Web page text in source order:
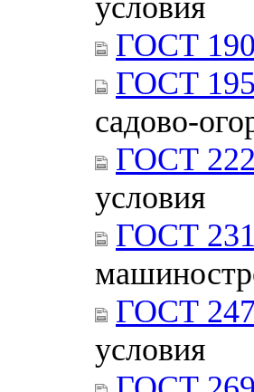
ГОСТ
ГОСТ
садово-
ГОСТ
условия
ГОСТ
ГОСТ
условия